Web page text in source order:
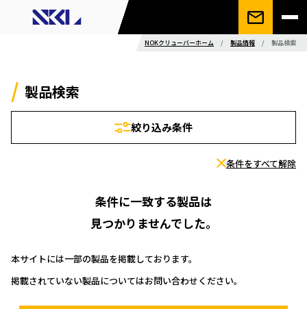
NOKクリューバーホーム / 製品情報 / 製品検索
製品検索
絞り込み条件
条件をすべて解除
条件に一致する製品は
見つかりませんでした。
本サイトには一部の製品を掲載しております。
掲載されていない製品についてはお問い合わせください。